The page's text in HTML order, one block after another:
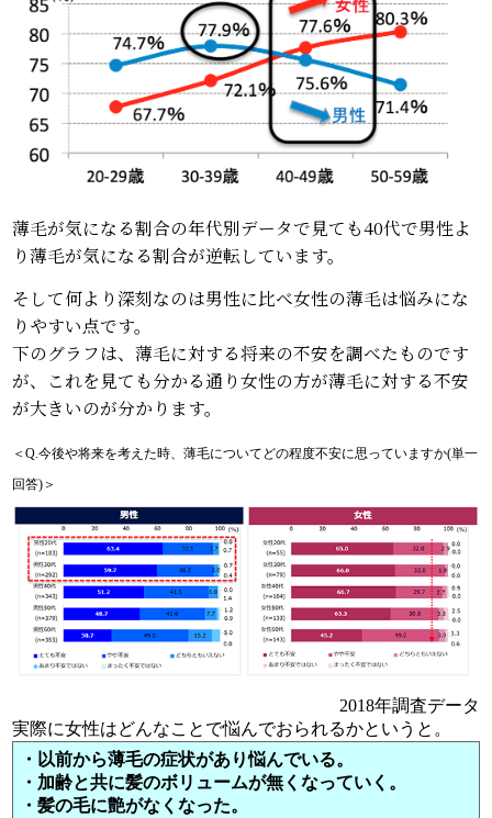
薄毛が気になる割合の年代別データで見ても40代で男性よ
り薄毛が気になる割合が逆転しています。
そして何より深刻なのは男性に比べ女性の薄毛は悩みにな
りやすい点です。
下のグラフは、薄毛に対する将来の不安を調べたものです
が、これを見ても分かる通り女性の方が薄毛に対する不安
が大きいのが分かります。
＜Q.今後や将来を考えた時、薄毛についてどの程度不安に思っていますか(単一
回答)＞
2018年調査データ
実際に女性はどんなことで悩んでおられるかというと。
・以前から薄毛の症状があり悩んでいる。
・加齢と共に髪のボリュームが無くなっていく。
・髪の毛に艶がなくなった。